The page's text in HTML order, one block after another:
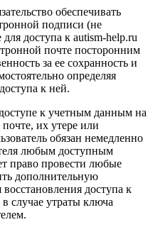
обеспечивать
подписи (не
доступа к autism-help.ru
почте посторонним
за ее сохранность и
определяя
к ней.
к учетным данным на
их утере или
обязан немедленно
любым доступным
право провести любые
дополнительную
доступа к
случае утраты ключа